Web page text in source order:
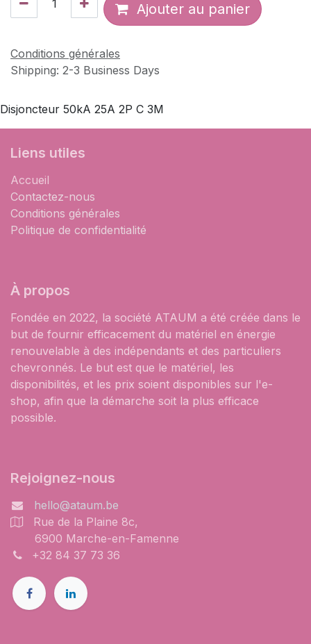
Ajouter au panier
Conditions générales
Shipping: 2-3 Business Days
Disjoncteur 50kA 25A 2P C 3M
Liens utiles
Accueil
Contactez-nous
Conditions générales
Politique de confidentialité
À propos
Fondée en 2022, la société ATAUM a été créée dans le
but de fournir efficacement du matériel en énergie
renouvelable à des indépendants et des particuliers
chevronnés. Le but est que le matériel, les
disponibilités, et les prix soient disponibles sur l'e-
shop, afin que la démarche soit la plus efficace
possible.
Rejoignez-nous
hello@ataum.be
Rue de la Plaine 8c,
6900 Marche-en-Famenne
+32 84 37 73 36